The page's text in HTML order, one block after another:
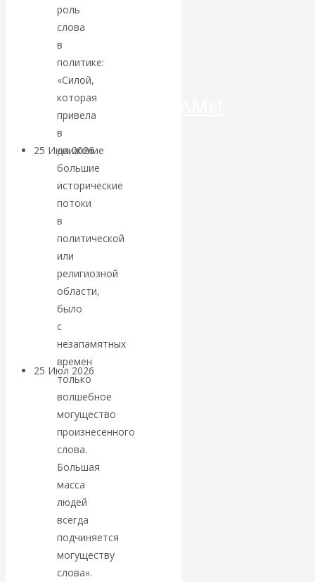
ДЕНЕГ»: КИТАЙ
ВЕДЁТ БОРЬБУ
КРИПТОВАЛЮТАМИ
25 Июл 2026Геополитика
Валентин
КАтасонов.
Может ли
Америка
покинуть НАТО?
25 Июл 2026
«Об этом
молчат»:
экономист
Валентин
Катасонов
роль
слова
в
политике:
«Силой,
которая
привела
в
движение
большие
исторические
потоки
в
политической
или
религиозной
области,
было
с
незапамятных
времен
только
волшебное
могущество
произнесенного
слова.
Большая
масса
людей
всегда
подчиняется
могуществу
слова».